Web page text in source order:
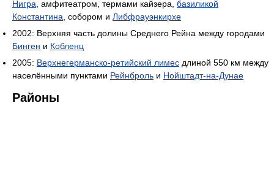
Нигра , амфитеатром, термами кайзера, базиликой
Константина , собором и Либфрауэнкирхе
2002: Верхняя часть долины Среднего Рейна между городами
Бинген и Кобленц
2005: Верхнегерманско-ретийский лимес длиной 550 км между
населёнными пунктами Рейнброль и Нойштадт-на-Дунае
Районы